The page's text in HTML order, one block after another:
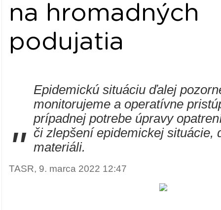
na hromadných
podujatia
"
Epidemickú situáciu ďalej
monitorujeme a operatívne
prípadnej potrebe úpravy
či zlepšení epidemickej situácie,
materiáli.
TASR, 9. marca 2022 12:47